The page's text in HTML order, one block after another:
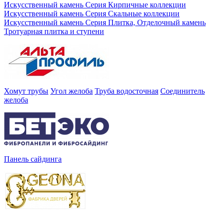
Искусственный камень Серия Кирпичные коллекции
Искусственный камень Серия Скальные коллекции
Искусственный камень Серия Плитка, Отделочный камень
Тротуарная плитка и ступени
Хомут трубы Угол желоба Труба водосточная Соединитель
желоба
Панель сайдинга